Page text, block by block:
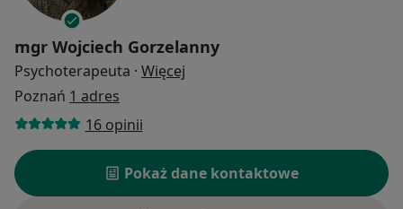
mgr Wojciech Gorzelanny
Psychoterapeuta · Więcej
Poznań 1 adres
16 opinii
Pokaż dane kontaktowe